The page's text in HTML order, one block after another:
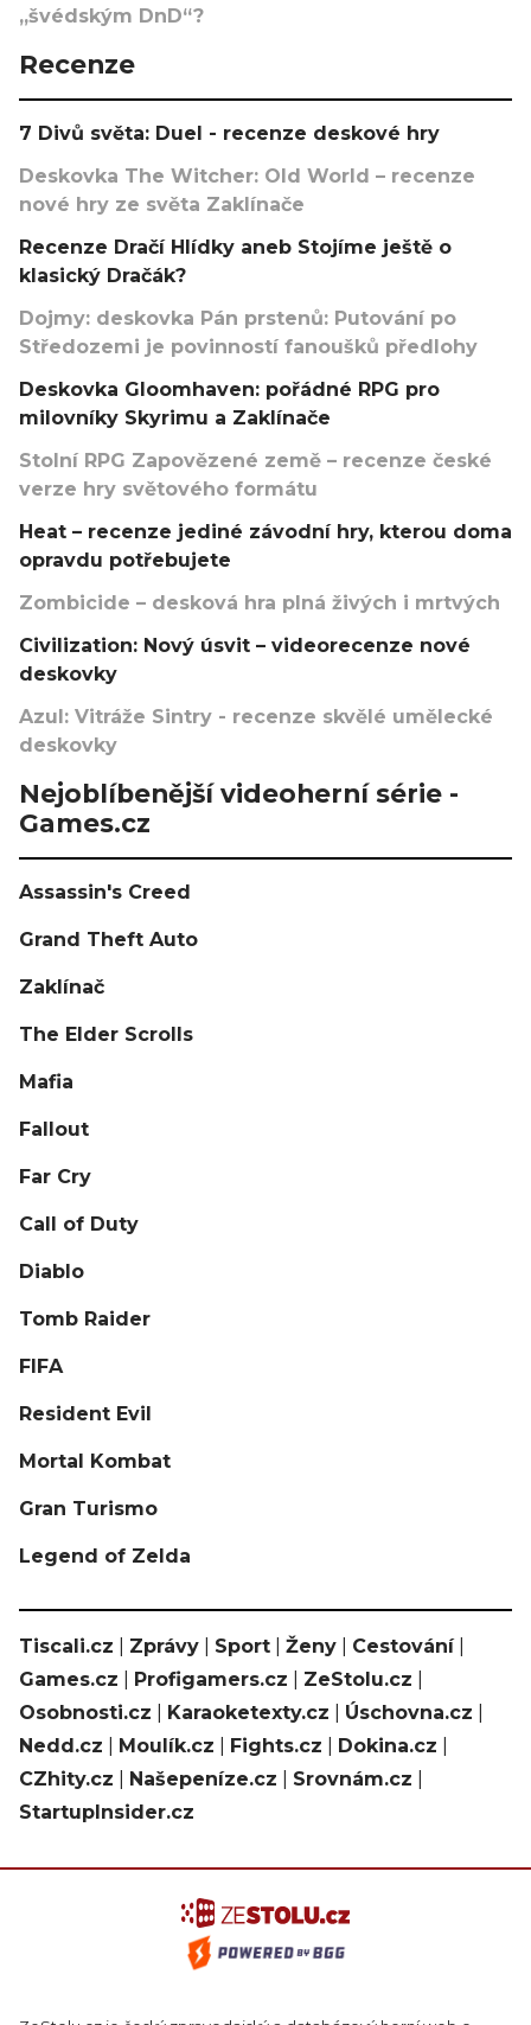
„švédským DnD“?
Recenze
7 Divů světa: Duel - recenze deskové hry
Deskovka The Witcher: Old World – recenze
nové hry ze světa Zaklínače
Recenze Dračí Hlídky aneb Stojíme ještě o
klasický Dračák?
Dojmy: deskovka Pán prstenů: Putování po
Středozemi je povinností fanoušků předlohy
Deskovka Gloomhaven: pořádné RPG pro
milovníky Skyrimu a Zaklínače
Stolní RPG Zapovězené země – recenze české
verze hry světového formátu
Heat – recenze jediné závodní hry, kterou doma
opravdu potřebujete
Zombicide – desková hra plná živých i mrtvých
Civilization: Nový úsvit – videorecenze nové
deskovky
Azul: Vitráže Sintry - recenze skvělé umělecké
deskovky
Nejoblíbenější videoherní série -
Games.cz
Assassin's Creed
Grand Theft Auto
Zaklínač
The Elder Scrolls
Mafia
Fallout
Far Cry
Call of Duty
Diablo
Tomb Raider
FIFA
Resident Evil
Mortal Kombat
Gran Turismo
Legend of Zelda
Tiscali.cz Zprávy Sport Ženy Cestování|
Games.cz
Profigamers.cz ZeStolu.cz
Osobnosti.cz
Karaoketexty.cz Úschovna.cz
Nedd.cz
Moulík.cz Fights.cz Dokina.cz
CZhity.cz
Našepeníze.cz Srovnám.cz
StartupInsider.cz